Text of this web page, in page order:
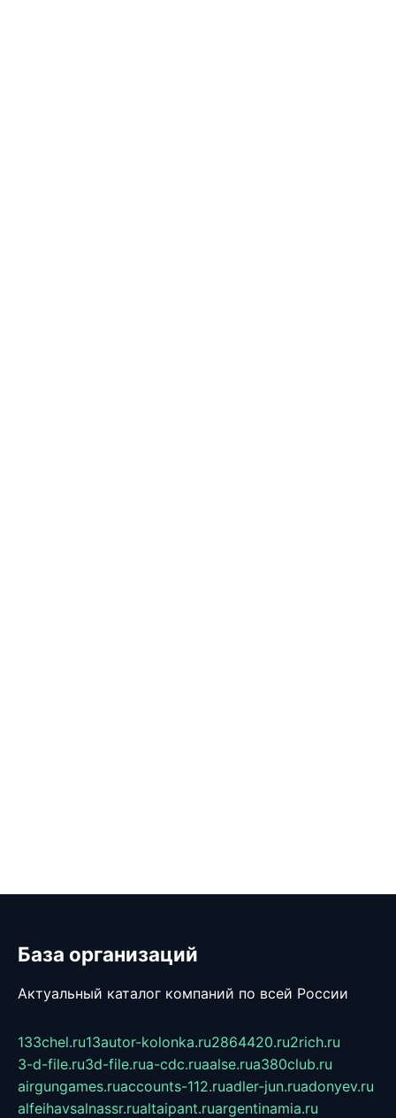
База организаций
Актуальный каталог компаний по всей России
133chel.ru13autor-kolonka.ru2864420.ru2rich.ru
3-d-file.ru3d-file.rua-cdc.ruaalse.rua380club.ru
airgungames.ruaccounts-112.ruadler-jun.ruadonyev.ru
alfeihavsalnassr.rualtaipant.ruargentinamia.ru